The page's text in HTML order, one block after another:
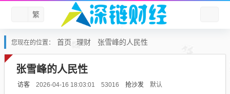
繁
您现在的位置： 首页 理财 张雪峰的人民性
张雪峰的人民性
访客 2026-04-16 18:03:01 53016 抢沙发 默认